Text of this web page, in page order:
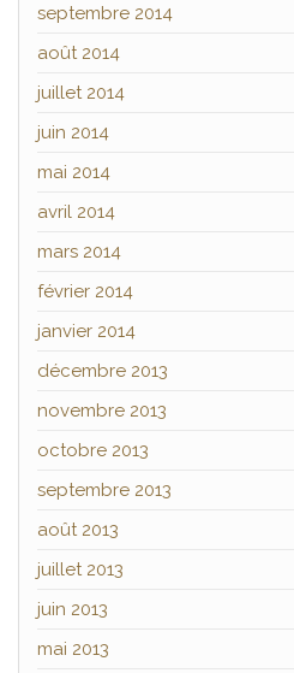
septembre 2014
août 2014
juillet 2014
juin 2014
mai 2014
avril 2014
mars 2014
février 2014
janvier 2014
décembre 2013
novembre 2013
octobre 2013
septembre 2013
août 2013
juillet 2013
juin 2013
mai 2013